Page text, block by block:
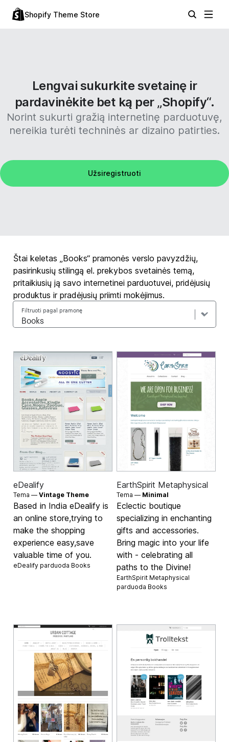
Shopify Theme Store
Lengvai sukurkite svetainę ir
pardavinėkite bet ką per „Shopify“.
Norint sukurti gražią internetinę parduotuvę,
nereikia turėti techninės ar dizaino patirties.
Užsiregistruoti
Štai keletas „Books“ pramonės verslo pavyzdžių,
pasirinkusių stilingą el. prekybos svetainės temą,
pritaikiusių ją savo internetinei parduotuvei, pridėjusių
produktus ir pradėjusių priimti mokėjimus.
Filtruoti pagal pramonę
eDealify
Tema —Vintage Theme
Based in India eDealify is
an online store,trying to
make the shopping
experience easy,save
valuable time of you.
eDealify parduoda Books
EarthSpirit Metaphysical
Tema — Minimal
Eclectic boutique
specializing in enchanting
gifts and accessories.
Bring magic into your life
with - celebrating all
paths to the Divine!
EarthSpirit Metaphysical
parduoda Books